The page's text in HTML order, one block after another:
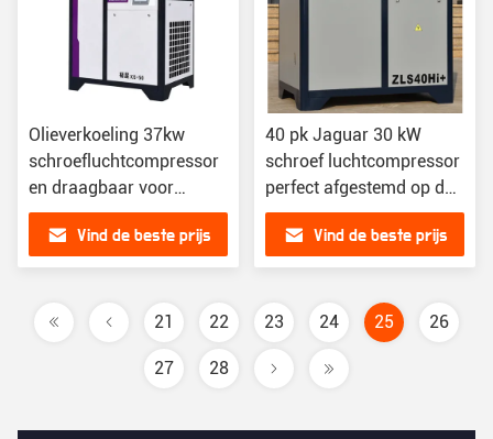
Olieverkoeling 37kw
schroefluchtcompressor
en draagbaar voor
optimale prestaties
Vind de beste prijs
40 pk Jaguar 30 kW
schroef luchtcompressor
perfect afgestemd op de
rubber metallurgie
industrieVind de beste prijs
21 22 23 24 25 26
27 28